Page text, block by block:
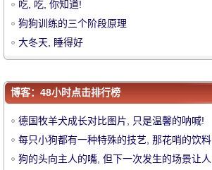
华
吃, 吃, 你知道!
狗狗训练的三个阶段原理
大冬天, 睡得好
吃, 吃, 你知道!
狗狗训练的三个阶段原理
大冬天, 睡得好
博客：48小时点击排行榜
德国牧羊犬成长对比图片, 只是温馨的呐喊!
每只小狗都有一种特殊的技艺, 那花哨的饮料
奶奶..。
狗的头向主人的嘴, 但下一次发生的场景让人